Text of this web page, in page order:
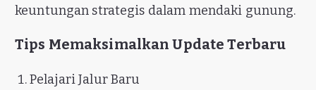
keuntungan strategis dalam mendaki gunung.
Tips Memaksimalkan Update Terbaru
Pelajari Jalur Baru